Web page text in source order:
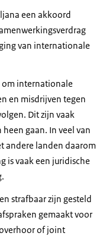
een akkoord
van internationale
om internationale
en misdrijven tegen
Dit zijn vaak
gaan. In veel van
andere landen daarom
is vaak een juridische
strafbaar zijn gesteld
gemaakt voor
of joint